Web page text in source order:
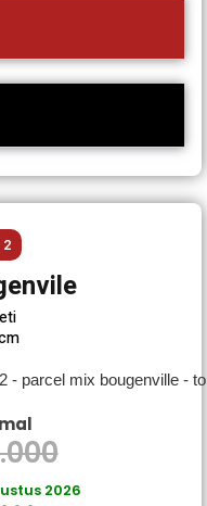
2026